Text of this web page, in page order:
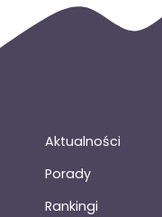
Aktualności
Porady
Rankingi